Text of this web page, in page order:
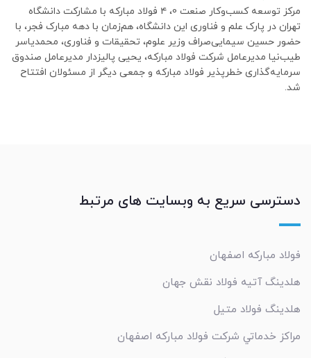
مرکز توسعه کسب‌وکار صنعت 0، ۴ فولاد مبارکه با مشارکت دانشگاه
تهران در پارک علم و فناوری این دانشگاه، هم‌زمان با دهه مبارک فجر، با
حضور حسین سیمایی‌صراف وزیر علوم، تحقیقات و فناوری، محمد‌یاسر
طیب‌نیا مدیرعامل شرکت فولاد مبارکه، یحیی پالیزدار مدیرعامل صندوق
سرمایه‌گذاری خطرپذیر فولاد مبارکه و جمعی دیگر از مسئولان افتتاح
شد.
دسترسی سریع به وبسایت های مرتبط
فولاد مبارکه اصفهان
هلدینگ آتیه فولاد نقش جهان
هلدینگ فولاد متیل
مراکز خدماتي شرکت فولاد مبارکه اصفهان